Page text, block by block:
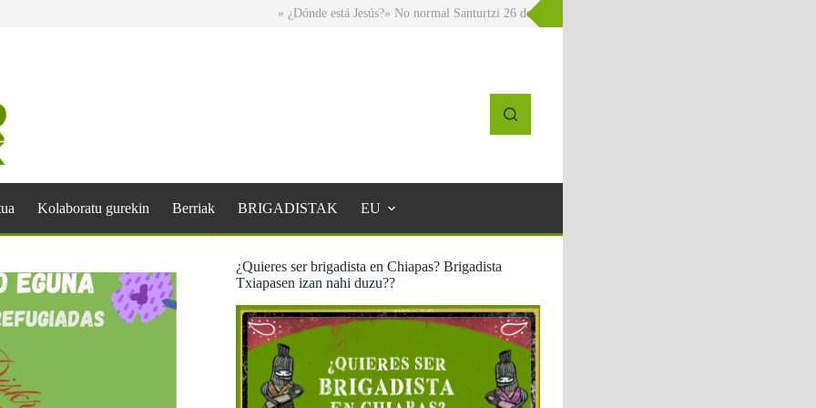
» ¿Dónde está Jesús? » No normal Santurtzi 26 de junio La Kelo Gaztetxea
Kolaboratu gurekin Berriak BRIGADISTAK EU
¿Quieres ser brigadista en Chiapas? Brigadista
Txiapasen izan nahi duzu??